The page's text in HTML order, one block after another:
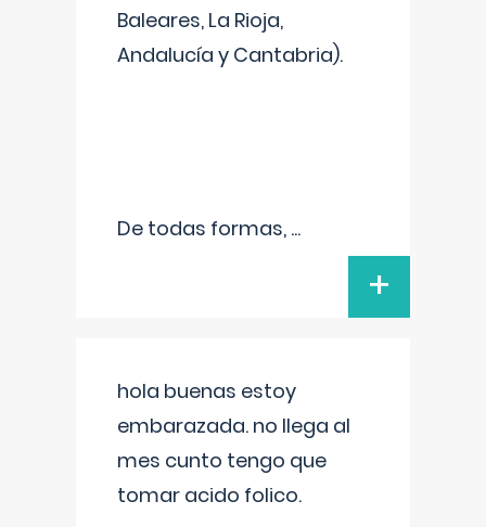
Baleares, La Rioja,
Andalucía y Cantabria).
De todas formas, ...
+
hola buenas estoy
embarazada. no llega al
mes cunto tengo que
tomar acido folico.